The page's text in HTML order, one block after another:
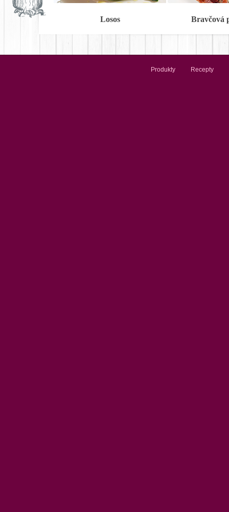
Losos Bravčová
Produkty Recepty